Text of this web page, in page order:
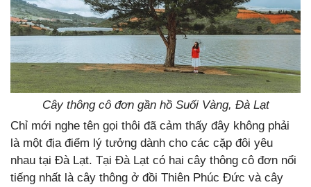
Cây thông cô đơn gần hồ Suối Vàng, Đà Lạt
Chỉ mới nghe tên gọi thôi đã cảm thấy đây không phải
là một địa điểm lý tưởng dành cho các cặp đôi yêu
nhau tại Đà Lạt. Tại Đà Lạt có hai cây thông cô đơn nổi
tiếng nhất là cây thông ở đồi Thiên Phúc Đức và cây